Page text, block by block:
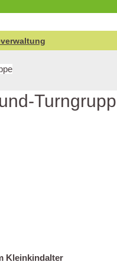
Kleinkindalter